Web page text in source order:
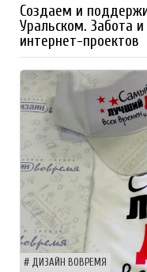
Создаем и
Уральском. Забота
интернет-проектов
ДИЗАЙН ВОВРЕМЯ